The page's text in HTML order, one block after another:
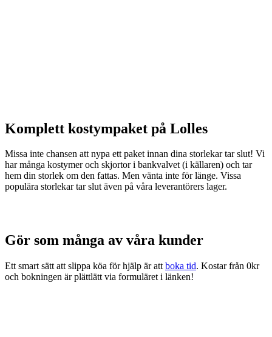
Komplett kostympaket på Lolles
Missa inte chansen att nypa ett paket innan dina storlekar tar slut! Vi
har många kostymer och skjortor i bankvalvet (i källaren) och tar
hem din storlek om den fattas. Men vänta inte för länge. Vissa
populära storlekar tar slut även på våra leverantörers lager.
Gör som många av våra kunder
Ett smart sätt att slippa köa för hjälp är att boka tid. Kostar från 0kr
och bokningen är plättlätt via formuläret i länken!